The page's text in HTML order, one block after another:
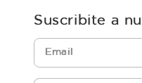
Suscribite a